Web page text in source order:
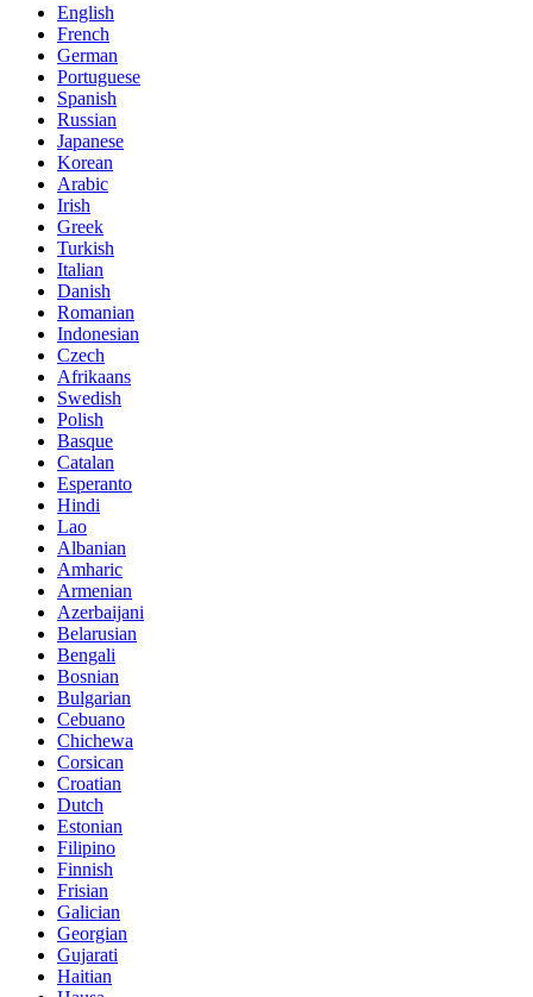
English
French
German
Portuguese
Spanish
Russian
Japanese
Korean
Arabic
Irish
Greek
Turkish
Italian
Danish
Romanian
Indonesian
Czech
Afrikaans
Swedish
Polish
Basque
Catalan
Esperanto
Hindi
Lao
Albanian
Amharic
Armenian
Azerbaijani
Belarusian
Bengali
Bosnian
Bulgarian
Cebuano
Chichewa
Corsican
Croatian
Dutch
Estonian
Filipino
Finnish
Frisian
Galician
Georgian
Gujarati
Haitian